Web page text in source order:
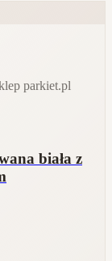
parkiet.pl
biała z